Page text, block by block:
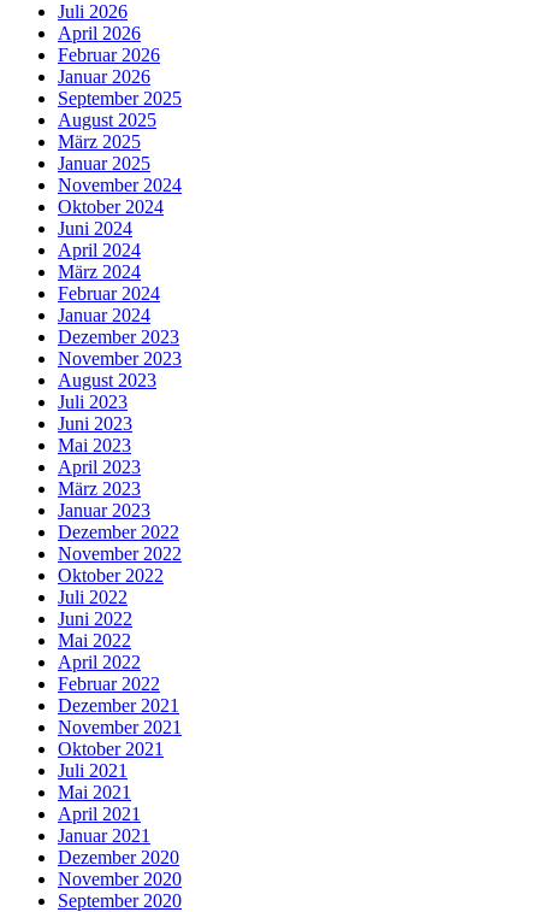
Juli 2026
April 2026
Februar 2026
Januar 2026
September 2025
August 2025
März 2025
Januar 2025
November 2024
Oktober 2024
Juni 2024
April 2024
März 2024
Februar 2024
Januar 2024
Dezember 2023
November 2023
August 2023
Juli 2023
Juni 2023
Mai 2023
April 2023
März 2023
Januar 2023
Dezember 2022
November 2022
Oktober 2022
Juli 2022
Juni 2022
Mai 2022
April 2022
Februar 2022
Dezember 2021
November 2021
Oktober 2021
Juli 2021
Mai 2021
April 2021
Januar 2021
Dezember 2020
November 2020
September 2020